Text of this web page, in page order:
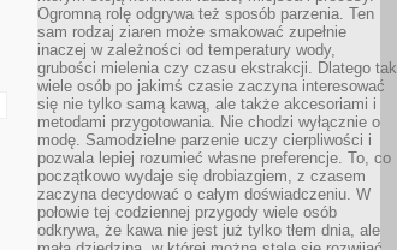
Ogromną rolę odgrywa też sposób parzenia. Ten
sam rodzaj ziaren może smakować zupełnie
inaczej w zależności od temperatury wody,
grubości mielenia czy czasu ekstrakcji. Dlatego tak
wiele osób po jakimś czasie zaczyna interesować
się nie tylko samą kawą, ale także akcesoriami i
metodami przygotowania. Nie chodzi wyłącznie o
modę. Samodzielne parzenie uczy cierpliwości i
pozwala lepiej rozumieć własne preferencje. To, co
początkowo wydaje się drobiazgiem, z czasem
zaczyna decydować o całym doświadczeniu. W
połowie tej codziennej przygody wiele osób
odkrywa, że kawa nie jest już tylko tłem dnia, ale